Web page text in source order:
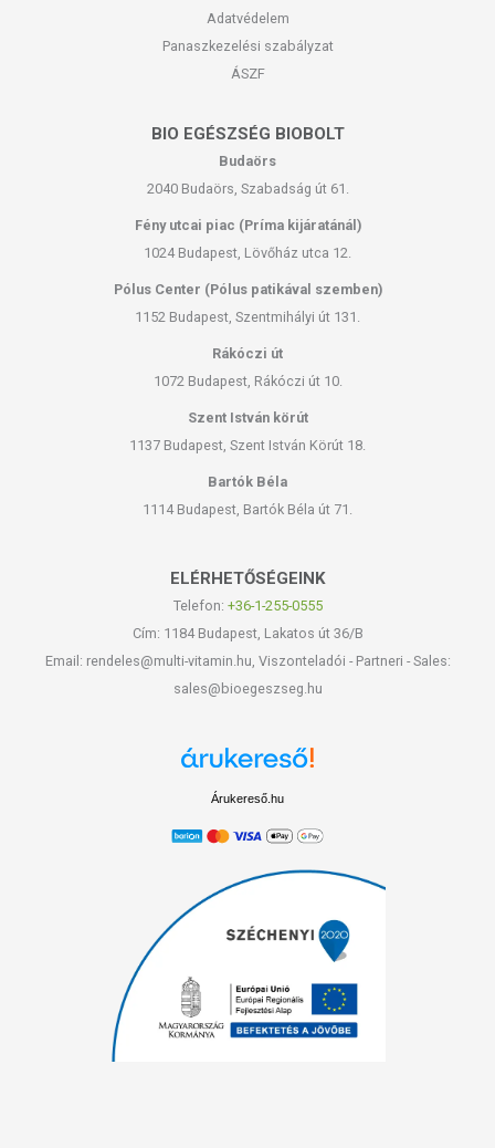
Adatvédelem
Panaszkezelési szabályzat
ÁSZF
BIO EGÉSZSÉG BIOBOLT
Budaörs
2040 Budaörs, Szabadság út 61.
Fény utcai piac (Príma kijáratánál)
1024 Budapest, Lövőház utca 12.
Pólus Center (Pólus patikával szemben)
1152 Budapest, Szentmihályi út 131.
Rákóczi út
1072 Budapest, Rákóczi út 10.
Szent István körút
1137 Budapest, Szent István Körút 18.
Bartók Béla
1114 Budapest, Bartók Béla út 71.
ELÉRHETŐSÉGEINK
Telefon: +36-1-255-0555
Cím: 1184 Budapest, Lakatos út 36/B
Email: rendeles@multi-vitamin.hu, Viszonteladói - Partneri - Sales:
sales@bioegeszseg.hu
Árukereső.hu